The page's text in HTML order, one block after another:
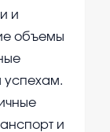
и
объемы
успехам.
и